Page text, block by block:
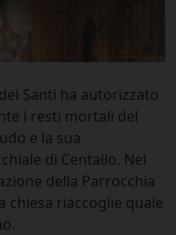
Santi ha autorizzato
i resti mortali del
e la sua
di Centallo. Nel
della Parrocchia
chiesa riaccoglie quale